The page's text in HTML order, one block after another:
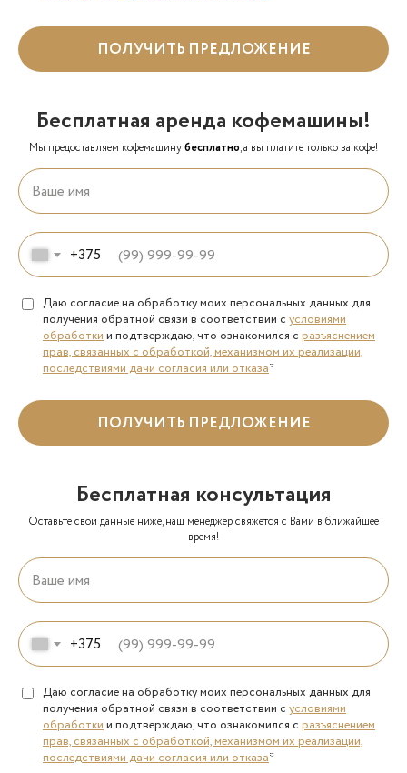
ПОЛУЧИТЬ ПРЕДЛОЖЕНИЕ
Бесплатная аренда кофемашины!
Мы предоставляем кофемашинубесплатно, а вы платите только за кофе!
+375
Даю согласие на обработку моих персональных данных для
получения обратной связи в соответствии с условиями
обработкии подтверждаю, что ознакомился с разъяснением
прав, связанных с обработкой, механизмом их реализации,
последствиями дачи согласия или отказа*
ПОЛУЧИТЬ ПРЕДЛОЖЕНИЕ
Бесплатная консультация
Оставьте свои данные ниже, наш менеджер свяжется с Вами в ближайшее
время!
+375
Даю согласие на обработку моих персональных данных для
получения обратной связи в соответствии с условиями
обработкии подтверждаю, что ознакомился с разъяснением
прав, связанных с обработкой, механизмом их реализации,
последствиями дачи согласия или отказа*